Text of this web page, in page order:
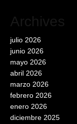
Archives
julio 2026
junio 2026
mayo 2026
abril 2026
marzo 2026
febrero 2026
enero 2026
diciembre 2025